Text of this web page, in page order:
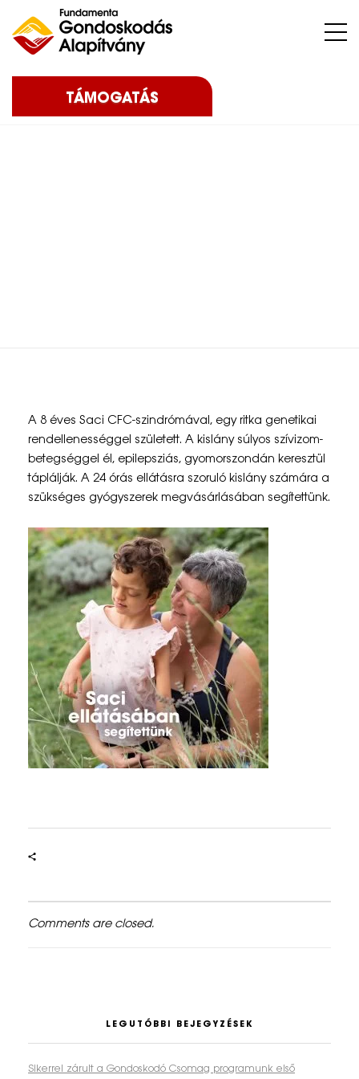
TÁMOGATÁS
a
c
i
e
l
l
á
t
á
s
á
b
g
í
t
ü
A 8 éves Saci CFC-szindrómával, egy ritka genetikai
rendellenességgel született. A kislány súlyos szívizom-
betegséggel él, epilepsziás, gyomorszondán keresztül
táplálják. A 24 órás ellátásra szoruló kislány számára a
szükséges gyógyszerek megvásárlásában segítettünk.
Comments are closed.
LEGUTÓBBI BEJEGYZÉSEK
Sikerrel zárult a Gondoskodó Csomag programunk első